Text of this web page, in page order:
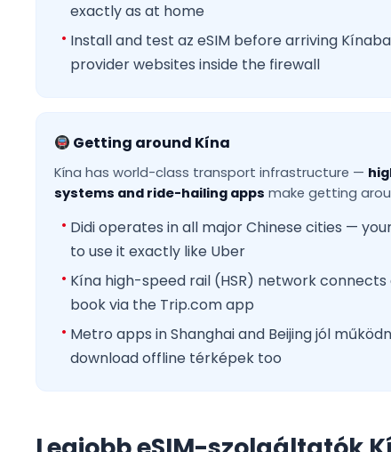
exactly as at home
Install and test az eSIM before arriving
provider websites inside the firewall
Getting around Kína
Kína has world-class transport infrastructure —
systems and ride-hailing apps make getting
Didi operates in all major Chinese cities —
to use it exactly like Uber
Kína high-speed rail (HSR) network
book via the Trip.com app
Metro apps in Shanghai and Beijing jól
download offline térképek too